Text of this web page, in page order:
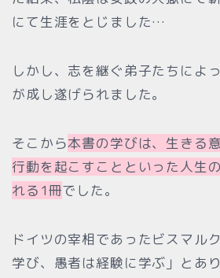
にて生涯をとじました…
しかし、志を継ぐ弟子たちによ
が成し遂げられました。
そこから本書の学びは、生きる
行動を起こすことといった人生
れる1冊でした。
ドイツの宰相であったビスマル
学び、愚者は経験に学ぶ」とあり